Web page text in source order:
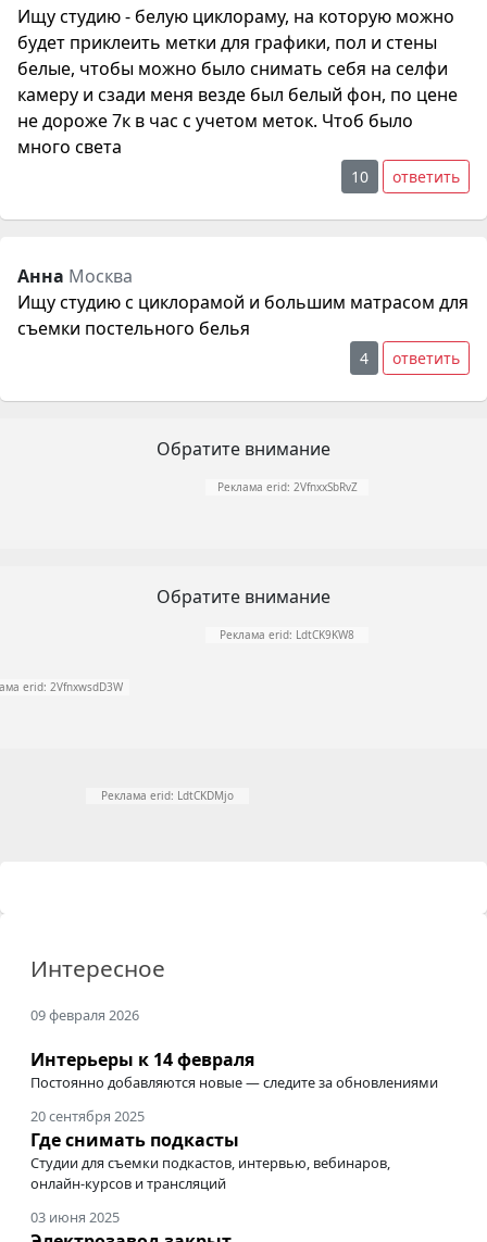
Ищу студию - белую циклораму, на которую можно
будет приклеить метки для графики, пол и стены
белые, чтобы можно было снимать себя на селфи
камеру и сзади меня везде был белый фон, по цене
не дороже 7к в час с учетом меток. Чтоб было
много света
10 ответить
Анна Москва
Ищу студию с циклорамой и большим матрасом для
съемки постельного белья
4 ответить
Обратите внимание
Реклама erid: 2VfnxxSbRvZ
Обратите внимание
Реклама erid: LdtCK9KW8
erid: 2VfnxwsdD3W
Реклама erid: LdtCKDMjo
Интересное
09 февраля 2026
Интерьеры к 14 февраля
Постоянно добавляются новые — следите за обновлениями
20 сентября 2025
Где снимать подкасты
Студии для съемки подкастов, интервью, вебинаров,
онлайн-курсов и трансляций
03 июня 2025